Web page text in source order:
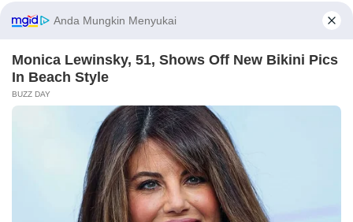
KATEGORIOTOMOTIF
Review Mobil
Spesifikasi Motor
Tips & Perawatan
Event Otomotif
Daftar Harga OTR
✕
Before You Go